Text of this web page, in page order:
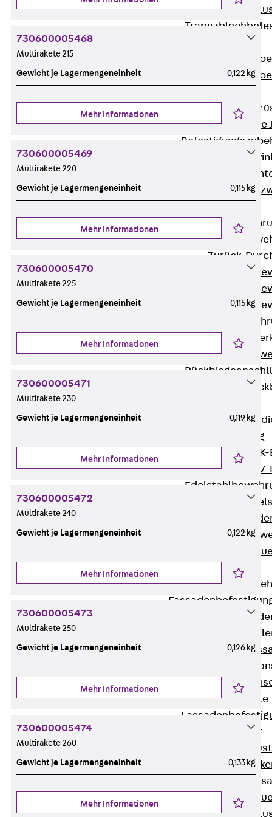
Zurück
Gerüstschuhe
Zurück
Zurück
GFK-Bewehrung
Zurück
FIBERNOX® V-
GRIPRIP®
Zurück
Winkelkonsole
Brüstungsanker
Zurück
730600005468
Multirakete 215
Gewicht je Lagermengeneinheit 0,122 kg
Mehr Informationen
730600005469
Multirakete 220
Gewicht je Lagermengeneinheit 0,115 kg
Mehr Informationen
730600005470
Multirakete 225
Gewicht je Lagermengeneinheit 0,115 kg
Mehr Informationen
730600005471
Multirakete 230
Gewicht je Lagermengeneinheit 0,119 kg
Mehr Informationen
730600005472
Multirakete 240
Gewicht je Lagermengeneinheit 0,122 kg
Mehr Informationen
730600005473
Multirakete 250
Gewicht je Lagermengeneinheit 0,126 kg
Mehr Informationen
730600005474
Multirakete 260
Gewicht je Lagermengeneinheit 0,133 kg
Mehr Informationen